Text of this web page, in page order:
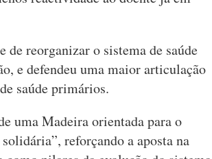
de reorganizar o sistema de saúde
e defendeu uma maior articulação
saúde primários.
uma Madeira orientada para o
reforçando a aposta na